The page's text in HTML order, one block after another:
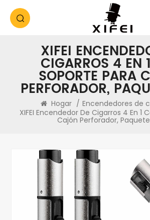
XIFEI
CIGARROS 4 EN
SOPORTE PARA
PERFORADOR,
Hogar / Encendedores de
XIFEI Encendedor De Cigarros 4 En 1
Cajón Perforador,